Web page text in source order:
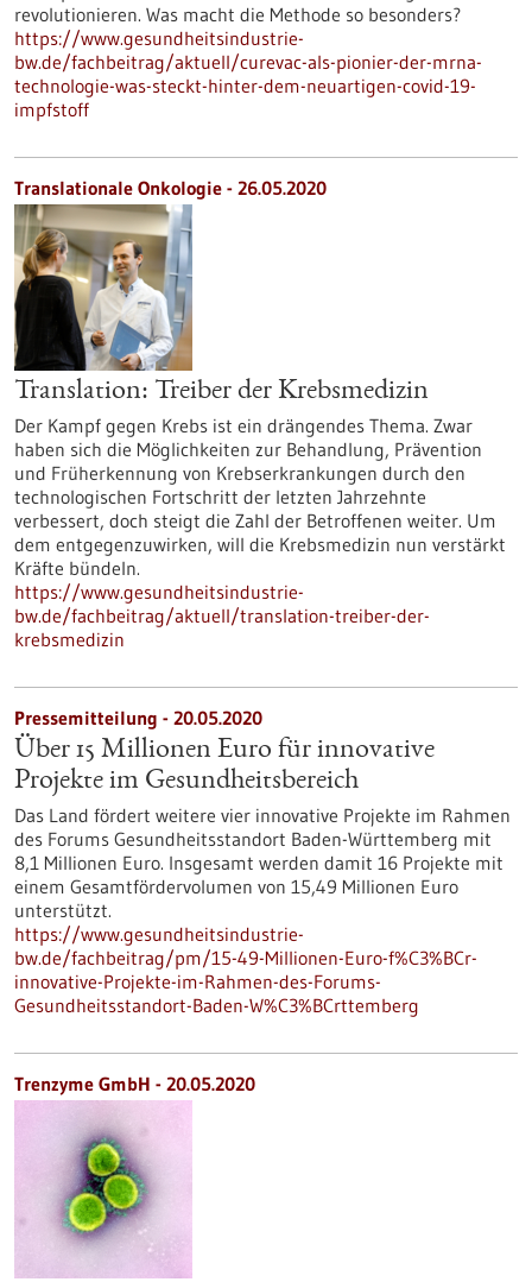
revolutionieren. Was macht die Methode so besonders?
https://www.gesundheitsindustrie-
bw.de/fachbeitrag/aktuell/curevac-als-pionier-der-mrna-
technologie-was-steckt-hinter-dem-neuartigen-covid-19-
impfstoff
Translationale Onkologie - 26.05.2020
Translation: Treiber der Krebsmedizin
Der Kampf gegen Krebs ist ein drängendes Thema. Zwar
haben sich die Möglichkeiten zur Behandlung, Prävention
und Früherkennung von Krebserkrankungen durch den
technologischen Fortschritt der letzten Jahrzehnte
verbessert, doch steigt die Zahl der Betroffenen weiter. Um
dem entgegenzuwirken, will die Krebsmedizin nun verstärkt
Kräfte bündeln.
https://www.gesundheitsindustrie-
bw.de/fachbeitrag/aktuell/translation-treiber-der-
krebsmedizin
Pressemitteilung - 20.05.2020
Über 15 Millionen Euro für innovative
Projekte im Gesundheitsbereich
Das Land fördert weitere vier innovative Projekte im Rahmen
des Forums Gesundheitsstandort Baden-Württemberg mit
8,1 Millionen Euro. Insgesamt werden damit 16 Projekte mit
einem Gesamtfördervolumen von 15,49 Millionen Euro
unterstützt.
https://www.gesundheitsindustrie-
bw.de/fachbeitrag/pm/15-49-Millionen-Euro-f%C3%BCr-
innovative-Projekte-im-Rahmen-des-Forums-
Gesundheitsstandort-Baden-W%C3%BCrttemberg
Trenzyme GmbH - 20.05.2020